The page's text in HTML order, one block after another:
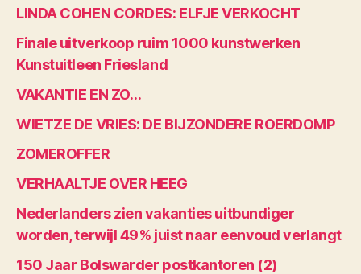
LINDA COHEN CORDES: ELFJE VERKOCHT
Finale uitverkoop ruim 1000 kunstwerken
Kunstuitleen Friesland
VAKANTIE EN ZO…
WIETZE DE VRIES: DE BIJZONDERE ROERDOMP
ZOMEROFFER
VERHAALTJE OVER HEEG
Nederlanders zien vakanties uitbundiger
worden, terwijl 49% juist naar eenvoud verlangt
150 Jaar Bolswarder postkantoren (2)